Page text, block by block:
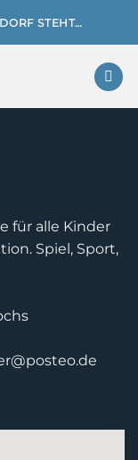
STEHT…
für alle Kinder
Spiel, Sport,